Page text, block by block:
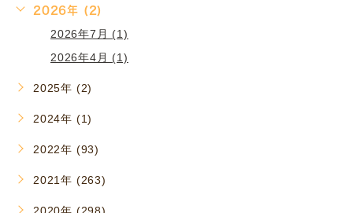
2026年 (2)
2026年7月 (1)
2026年4月 (1)
2025年 (2)
2024年 (1)
2022年 (93)
2021年 (263)
2020年 (298)